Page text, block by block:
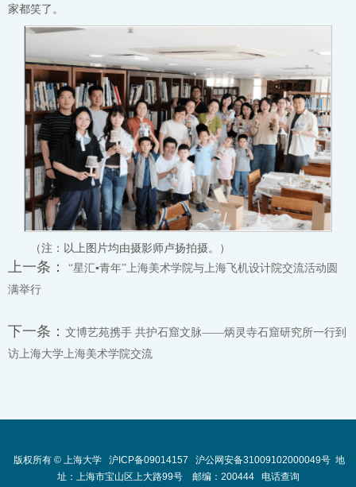
家都笑了。
（注：以上图片均由摄影师卢扬拍摄。）
上一条：
“星汇▪青年”上海美术学院与上海飞机设计院交流活动圆
满举行
下一条： 文博艺苑携手 共护石窟文脉——炳灵寺石窟研究所一行到
访上海大学上海美术学院交流
版权所有 © 上海大学 沪ICP备09014157 沪公网安备31009102000049号 地
址：上海市宝山区上大路99号 邮编：200444 电话查询